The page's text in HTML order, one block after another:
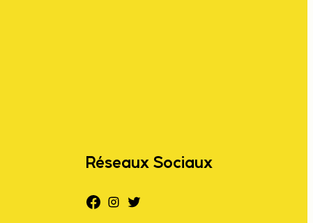
Réseaux Sociaux